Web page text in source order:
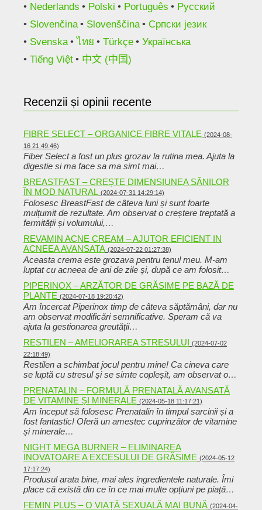
Nederlands
Polski Português
Русский
Slovenčina
Slovenščina
Српски језик
Svenska
ไทย Türkçe
Українська
Tiếng Việt
中文 (中国)
Recenzii și opinii recente
FIBRE SELECT – ORGANICE FIBRE VITALE (2024-08-
16 21:49:46)
Fiber Select a fost un plus grozav la rutina mea. Ajuta la
digestie si ma face sa ma simt mai…
BREASTFAST – CREȘTE DIMENSIUNEA SÂNILOR
ÎN MOD NATURAL (2024-07-31 14:29:14)
Folosesc BreastFast de câteva luni și sunt foarte
mulțumit de rezultate. Am observat o creștere treptată a
fermității și volumului,…
REVAMIN ACNE CREAM – AJUTOR EFICIENT IN
ACNEEA AVANSATA (2024-07-22 01:27:38)
Aceasta crema este grozava pentru tenul meu. M-am
luptat cu acneea de ani de zile și, după ce am folosit…
PIPERINOX – ARZĂTOR DE GRĂSIME PE BAZĂ DE
PLANTE (2024-07-18 19:20:42)
Am încercat Piperinox timp de câteva săptămâni, dar nu
am observat modificări semnificative. Speram că va
ajuta la gestionarea greutății…
RESTILEN – AMELIORAREA STRESULUI (2024-07-02
22:18:49)
Restilen a schimbat jocul pentru mine! Ca cineva care
se luptă cu stresul și se simte copleșit, am observat o…
PRENATALIN – FORMULĂ PRENATALĂ AVANSATĂ
DE VITAMINE ȘI MINERALE (2024-05-18 11:17:21)
Am început să folosesc Prenatalin în timpul sarcinii și a
fost fantastic! Oferă un amestec cuprinzător de vitamine
și minerale…
NIGHT MEGA BURNER – ELIMINAREA
INOVATOARE A EXCESULUI DE GRĂSIME (2024-05-12
17:17:24)
Produsul arata bine, mai ales ingredientele naturale. Îmi
place că există din ce în ce mai multe opțiuni pe piață…
FEMIN PLUS – O VIAȚĂ SEXUALĂ MAI BUNĂ (2024-04-